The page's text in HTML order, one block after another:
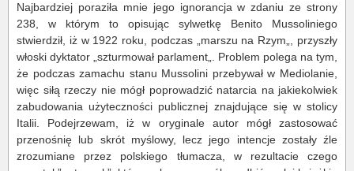
Najbardziej poraziła mnie jego ignorancja w zdaniu ze strony
238, w którym to opisując sylwetkę Benito Mussoliniego
stwierdził, iż w 1922 roku, podczas „marszu na Rzym„, przyszły
włoski dyktator „szturmował parlament„. Problem polega na tym,
że podczas zamachu stanu Mussolini przebywał w Mediolanie,
więc siłą rzeczy nie mógł poprowadzić natarcia na jakiekolwiek
zabudowania użyteczności publicznej znajdujące się w stolicy
Italii. Podejrzewam, iż w oryginale autor mógł zastosować
przenośnię lub skrót myślowy, lecz jego intencje zostały źle
zrozumiane przez polskiego tłumacza, w rezultacie czego